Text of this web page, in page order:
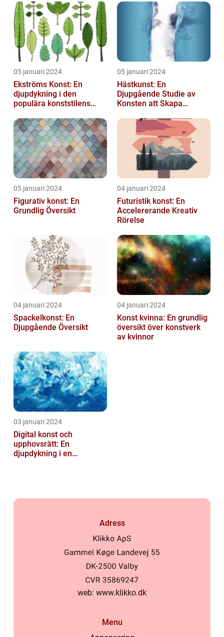
05 januari 2024
Ekströms Konst: En
djupdykning i den
populära konststilens
05 januari 2024
Hästkunst: En
Djupgående Studie av
Konsten att Skapa
05 januari 2024
Figurativ konst: En
Grundlig Översikt
04 januari 2024
Futuristik konst: En
Accelererande Kreativ
Rörelse
04 januari 2024
Spackelkonst: En
Djupgående Översikt
04 januari 2024
Konst kvinna: En grundlig
översikt över konstverk
av kvinnor
03 januari 2024
Digital konst och
upphovsrätt: En
djupdykning i en
Adress
web: www.klikko.dk
Menu